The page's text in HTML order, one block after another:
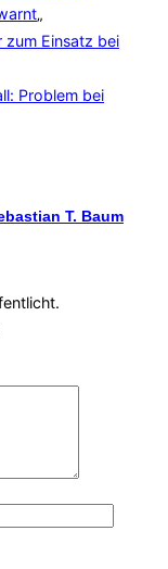
„
zum Einsatz bei
Problem bei
T. Baum